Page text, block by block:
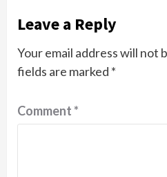
Leave a Reply
Your email address will not
fields are marked *
Comment*